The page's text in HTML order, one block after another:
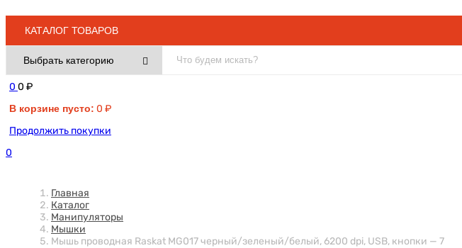
КАТАЛОГ ТОВАРОВ
0 0 ₽
В корзине пусто: 0 ₽
Продолжить покупки
0
Главная
Каталог
Манипуляторы
Мышки
Мышь проводная Raskat MG017 черный/зеленый/белый, 6200 dpi, USB, кнопки — 7